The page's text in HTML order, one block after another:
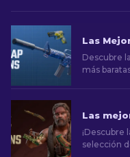
Descubre
más
¡Descubre
selección